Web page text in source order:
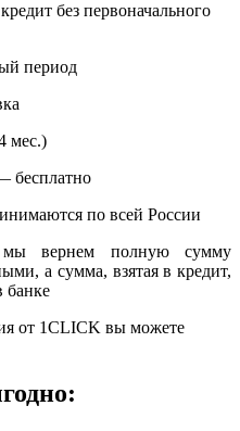
без первоначального
период
мес.)
бесплатно
по всей России
мы вернем полную сумму
а сумма, взятая в кредит,
банке
от 1CLICK вы можете